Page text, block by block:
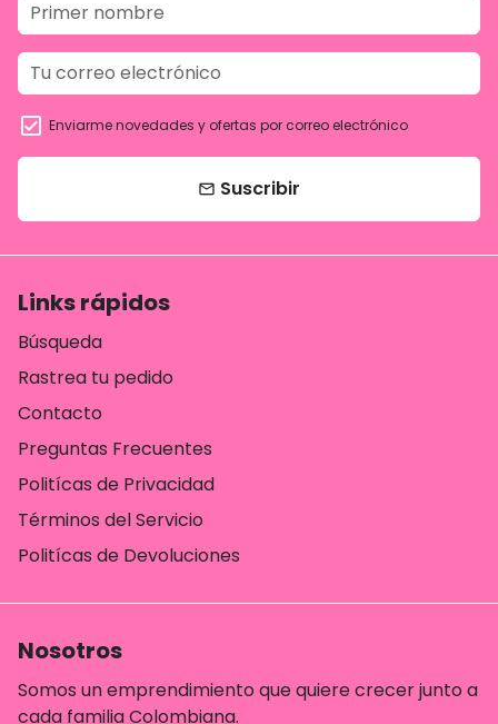
Enviarme novedades y ofertas por correo electrónico
email Suscribir
Links rápidos
Búsqueda
Rastrea tu pedido
Contacto
Preguntas Frecuentes
Politícas de Privacidad
Términos del Servicio
Politícas de Devoluciones
Nosotros
Somos un emprendimiento que quiere crecer junto a
cada familia Colombiana.